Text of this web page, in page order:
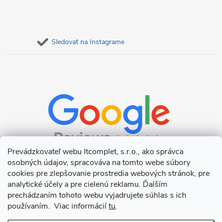
Prevádzkovateľ webu Itcomplet, s.r.o., ako správca
osobných údajov, spracováva na tomto webe súbory
cookies pre zlepšovanie prostredia webových stránok, pre
analytické účely a pre cielenú reklamu. Ďalším
prechádzaním tohoto webu vyjadrujete súhlas s ich
používaním. Viac informáciítu.
Sledovať na Instagrame